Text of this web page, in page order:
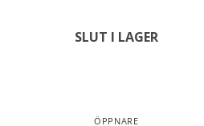
SLUT I LAGER
ÖPPNARE